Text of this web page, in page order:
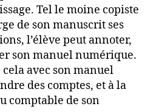
Tel le moine copiste
de son manuscrit ses
l’élève peut annoter,
son manuel numérique.
avec son manuel
des comptes, et à la
comptable de son